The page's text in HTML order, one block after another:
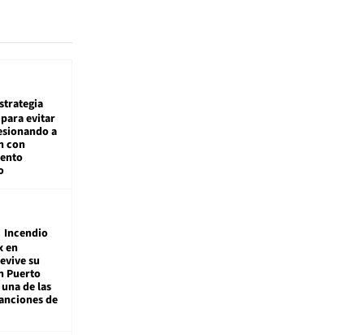
evitar
a
con
Incendio
en
su
Puerto
de las
de